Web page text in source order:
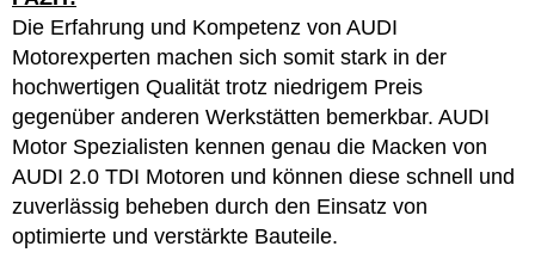
Die Erfahrung und Kompetenz von AUDI
Motorexperten machen sich somit stark in der
hochwertigen Qualität trotz niedrigem Preis
gegenüber anderen Werkstätten bemerkbar. AUDI
Motor Spezialisten kennen genau die Macken von
AUDI 2.0 TDI Motoren und können diese schnell und
zuverlässig beheben durch den Einsatz von
optimierte und verstärkte Bauteile.